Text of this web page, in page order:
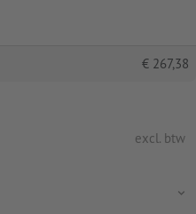
€ 267,38
excl. btw